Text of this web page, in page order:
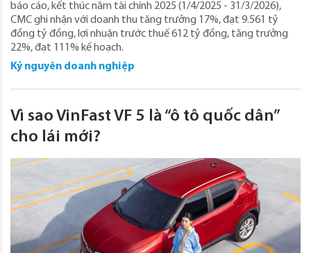
báo cáo, kết thúc năm tài chính 2025 (1/4/2025 - 31/3/2026),
CMC ghi nhận với doanh thu tăng trưởng 17%, đạt 9.561 tỷ
đồng tỷ đồng, lợi nhuận trước thuế 612 tỷ đồng, tăng trưởng
22%, đạt 111% kế hoạch.
Kỷ nguyên doanh nghiệp
Vì sao VinFast VF 5 là “ô tô quốc dân”
cho lái mới?